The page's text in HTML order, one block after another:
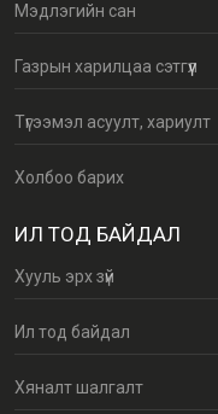
Мэдлэгийн сан
Газрын харилцаа сэтгүүл
Түгээмэл асуулт, хариулт
Холбоо барих
ИЛ ТОД БАЙДАЛ
Хууль эрх зүй
Ил тод байдал
Хяналт шалгалт